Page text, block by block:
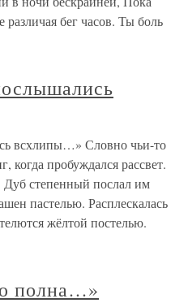
бег часов. Ты боль
всхлипы…» Словно чьи-то
пробуждался рассвет.
степенный послал им
пастелью. Расплескалась
жёлтой постелью.
полна…»